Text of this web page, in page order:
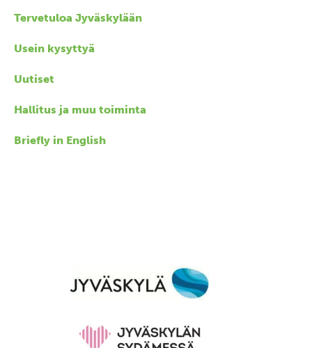
Tervetuloa Jyväskylään
Usein kysyttyä
Uutiset
Hallitus ja muu toiminta
Briefly in English